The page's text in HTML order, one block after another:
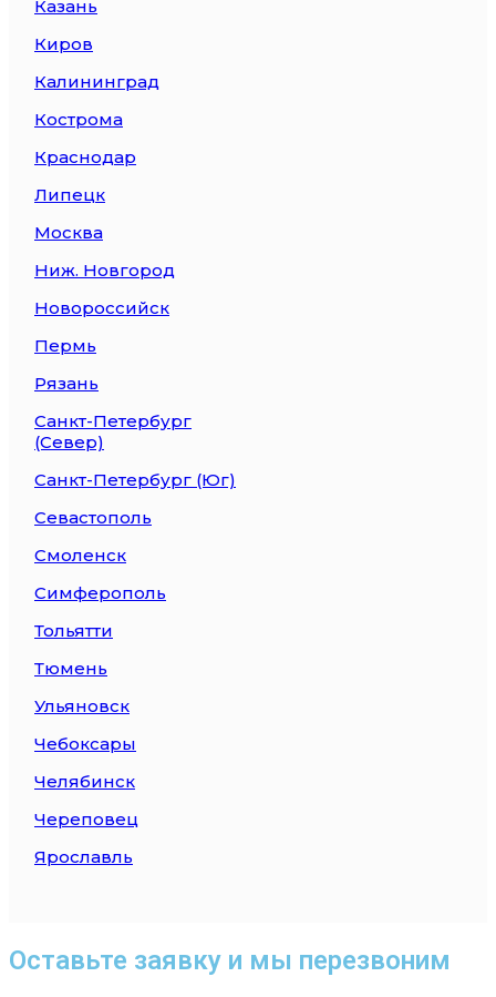
Казань
Киров
Калининград
Кострома
Краснодар
Липецк
Москва
Ниж. Новгород
Новороссийск
Пермь
Рязань
Санкт-Петербург
(Север)
Санкт-Петербург (Юг)
Севастополь
Смоленск
Симферополь
Тольятти
Тюмень
Ульяновск
Чебоксары
Челябинск
Череповец
Ярославль
Оставьте заявку и мы перезвоним